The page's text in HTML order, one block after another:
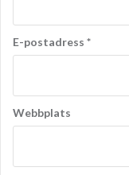
E-postadress *
Webbplats